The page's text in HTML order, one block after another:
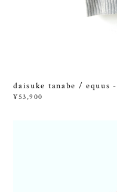
daisuke tanabe / equus
¥53,900